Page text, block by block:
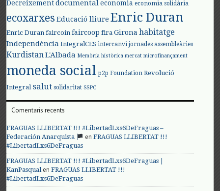
Decreixement documental economia economia solidària
ecoxarxes Educació lliure Enric Duran
Enric Duran faircoin faircoop fira Girona habitatge
Independència IntegralCES intercanvi jornades assembleàries
KurdistanL'Albada Memòria històrica mercat microfinançament
moneda social p2p Foundation Revolució
Integral salut solidaritat SSPC
Comentaris recents
FRAGUAS LLIBERTAT !!! #LibertadLxs6DeFraguas –
Federación Anarquista
enFRAGUAS LLIBERTAT !!!
#LibertadLxs6DeFraguas
FRAGUAS LLIBERTAT !!! #LibertadLxs6DeFraguas |
KanPasqualenFRAGUAS LLIBERTAT !!!
#LibertadLxs6DeFraguas